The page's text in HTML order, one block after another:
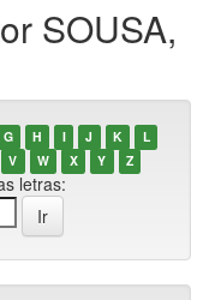
SOUSA,
G H I J K
L
V W X Y Z
letras: